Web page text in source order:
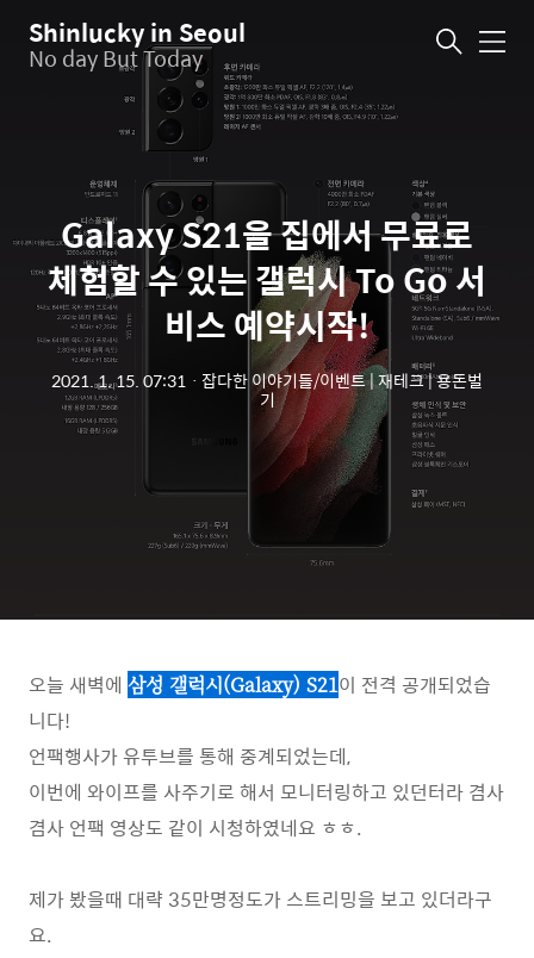
Shinlucky in Seoul
No day But Today 메
Galaxy S21을 집에서 무료로
체험할 수 있는 갤럭시 To Go 서
비스 예약시작!
2021. 1. 15. 07:31 ㆍ 잡다한 이야기들/이벤트 | 재테크 | 용돈벌
기
오늘 새벽에 삼성 갤럭시(Galaxy) S21이 전격 공개되었습
니다!
언팩행사가 유투브를 통해 중계되었는데,
이번에 와이프를 사주기로 해서 모니터링하고 있던터라 겸사
겸사 언팩 영상도 같이 시청하였네요 ㅎㅎ.
제가 봤을때 대략 35만명정도가 스트리밍을 보고 있더라구
요.